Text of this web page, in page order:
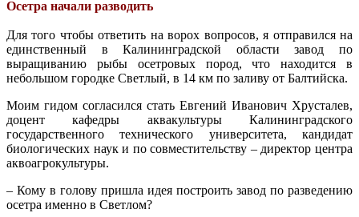
Осетра начали разводить
Для того чтобы ответить на ворох вопросов, я отправился на
единственный в Калининградской области завод по
выращиванию рыбы осетровых пород, что находится в
небольшом городке Светлый, в 14 км по заливу от Балтийска.
Моим гидом согласился стать Евгений Иванович Хрусталев,
доцент кафедры аквакультуры Калининградского
государственного технического университета, кандидат
биологических наук и по совместительству – директор центра
аквоагрокультуры.
– Кому в голову пришла идея построить завод по разведению
осетра именно в Светлом?